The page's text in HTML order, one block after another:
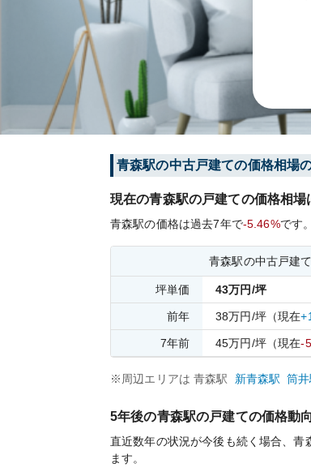
青森駅の中古戸建ての価格相場
現在の青森駅の戸建ての価格相場
青森駅の価格は過去7年で-5.46%です。
青森駅の中古戸建
坪単価 43万円/坪
前年 38万円/坪（現在
7年前 45万円/坪（現在-
※周辺エリアは 青森駅 新青森駅 筒井
5年後の青森駅の戸建ての価格動
直近数年の状況が今後も続く場合、青
ます。